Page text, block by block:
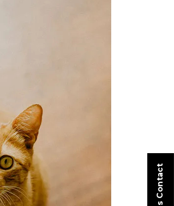
Infos Contact